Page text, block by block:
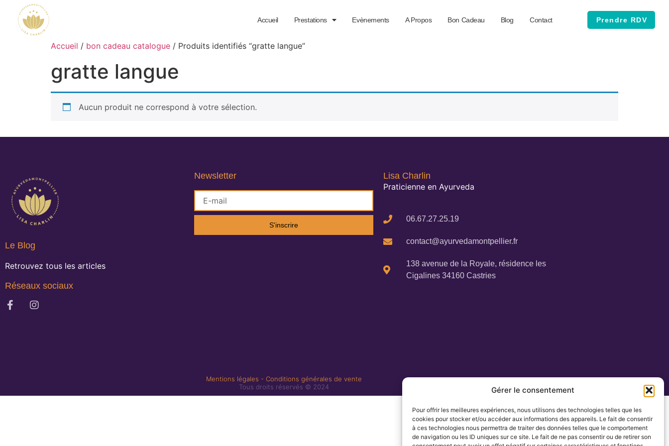
Gérer le consentement
Pour offrir les meilleures expériences, nous utilisons des technologies telles que les
cookies pour stocker et/ou accéder aux informations des appareils. Le fait de consentir
à ces technologies nous permettra de traiter des données telles que le comportement
de navigation ou les ID uniques sur ce site. Le fait de ne pas consentir ou de retirer son
Accueil Prestations Evènements A Propos Bon Cadeau Blog Contact Prendre RDV
Accueil / bon cadeau catalogue / Produits identifiés “gratte langue”
gratte langue
Aucun produit ne correspond à votre sélection.
Le Blog
Retrouvez tous les articles
Réseaux sociaux
Newsletter
S'inscrire
Lisa Charlin
Praticienne en Ayurveda
06.67.27.25.19
contact@ayurvedamontpellier.fr
138 avenue de la Royale, résidence les
Cigalines 34160 Castries
Mentions légales - Conditions générales de vente
Tous droits réservés © 2024